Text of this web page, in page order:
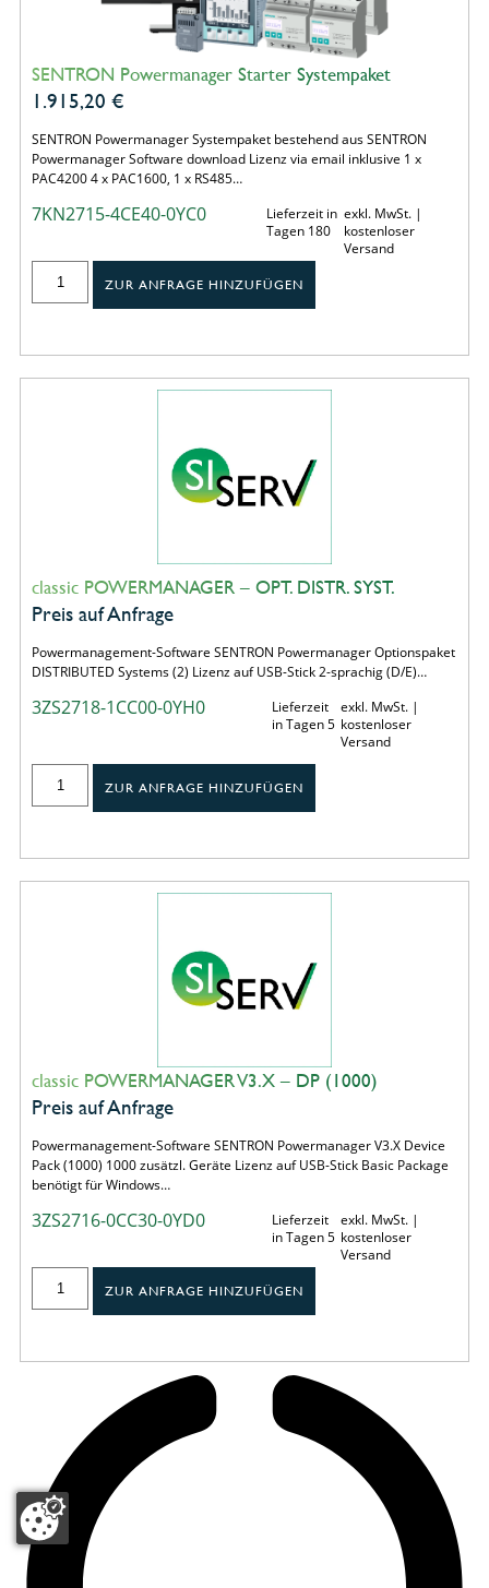
SENTRON Powermanager Starter Systempaket
1.915,20 €
SENTRON Powermanager Systempaket bestehend aus SENTRON
Powermanager Software download Lizenz via email inklusive 1 x
PAC4200 4 x PAC1600, 1 x RS485…
7KN2715-4CE40-0YC0
Lieferzeit in
Tagen 180
exkl. MwSt. |
kostenloser
Versand
ZUR ANFRAGE HINZUFÜGEN
classic POWERMANAGER – OPT. DISTR. SYST.
Preis auf Anfrage
Powermanagement-Software SENTRON Powermanager Optionspaket
DISTRIBUTED Systems (2) Lizenz auf USB-Stick 2-sprachig (D/E)…
3ZS2718-1CC00-0YH0
Lieferzeit
in Tagen 5
exkl. MwSt. |
kostenloser
Versand
ZUR ANFRAGE HINZUFÜGEN
classic POWERMANAGER V3.X – DP (1000)
Preis auf Anfrage
Powermanagement-Software SENTRON Powermanager V3.X Device
Pack (1000) 1000 zusätzl. Geräte Lizenz auf USB-Stick Basic Package
benötigt für Windows…
3ZS2716-0CC30-0YD0
Lieferzeit
in Tagen 5
exkl. MwSt. |
kostenloser
Versand
ZUR ANFRAGE HINZUFÜGEN